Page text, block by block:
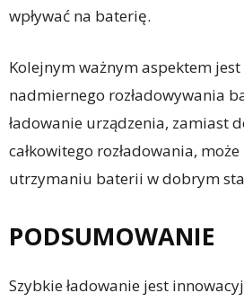
wpływać na baterię.
Kolejnym ważnym aspektem
nadmiernego rozładowywania
ładowanie urządzenia, zamiast
całkowitego rozładowania,
utrzymaniu baterii w dobrym
PODSUMOWANIE
Szybkie ładowanie jest